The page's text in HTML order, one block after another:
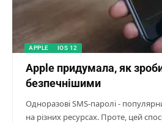
APPLE IOS 12
Apple придумала, як
безпечнішими
Одноразові SMS-паролі -
на різних ресурсах. Проте, цей